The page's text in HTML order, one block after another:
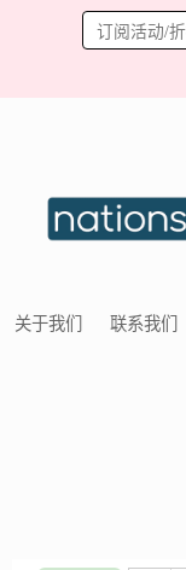
关于我们 联系我们